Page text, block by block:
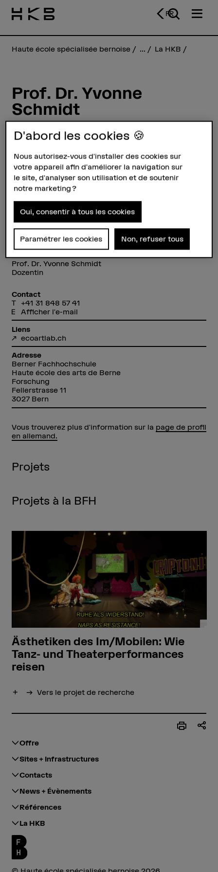
FR
Haute école spécialisée bernoise ... La HKB
Prof. Dr. Yvonne
Schmidt
Profil
Prof. Dr. Yvonne Schmidt
Dozentin
Contact
+41 31 848 57 41
Afficher l'e-mail
Liens
ecoartlab.ch
Adresse
Berner Fachhochschule
Haute école des arts de Berne
Forschung
Fellerstrasse 11
3027 Bern
Vous trouverez plus d'information sur la page de profil
en allemand.
Projets
Projets à la BFH
Ästhetiken des Im/Mobilen: Wie
Tanz- und Theaterperformances
reisen
Afficher plus
Vers le projet de recherche
Offre
Sites + Infrastructures
Contacts
News + Évènements
Références
La HKB
D'abord les cookies 🍪
Nous autorisez-vous d'installer des cookies sur
votre appareil afin d'améliorer la navigation sur
le site, d'analyser son utilisation et de soutenir
notre marketing ?
Oui, consentir à tous les cookies
Paramétrer les cookies Non, refuser tous